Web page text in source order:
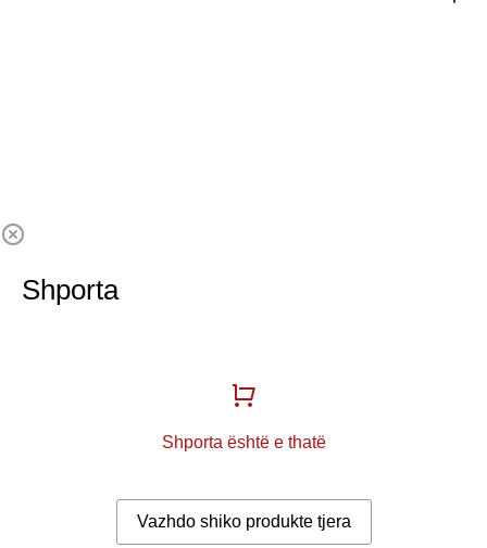
Shporta
Shporta është e thatë
Vazhdo shiko produkte tjera